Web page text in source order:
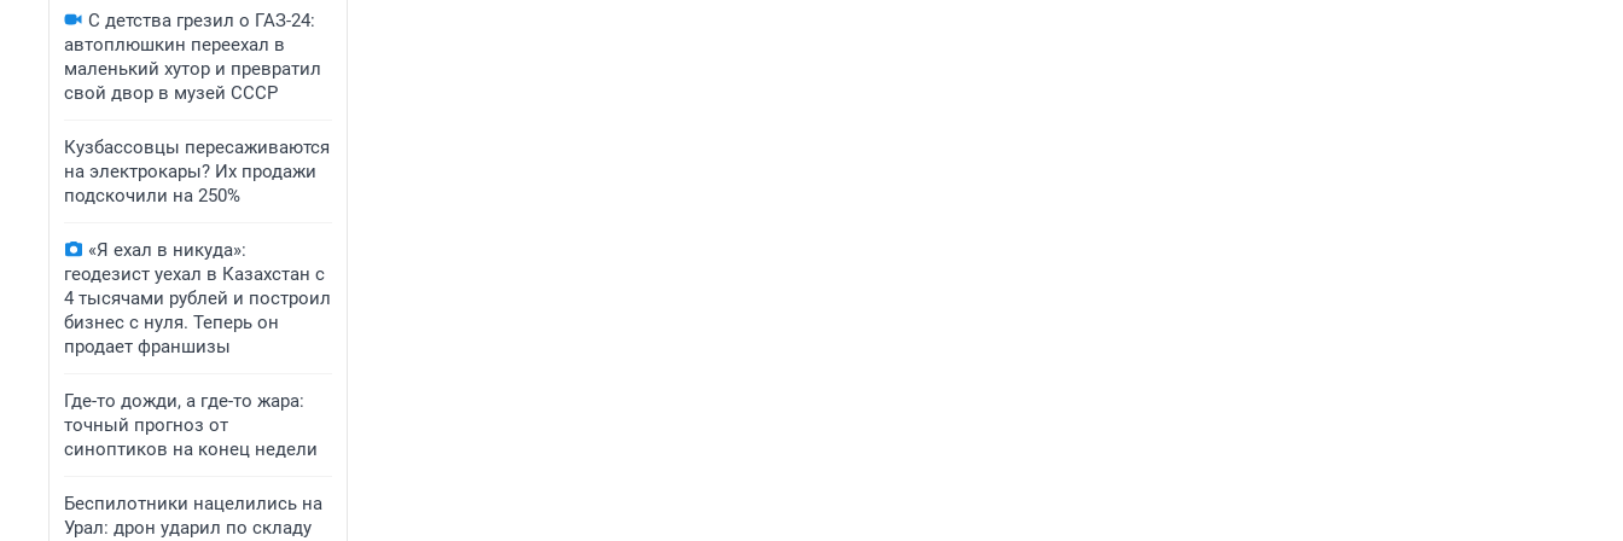
С детства грезил о ГАЗ-24:
автоплюшкин переехал в
маленький хутор и превратил
свой двор в музей СССР
Кузбассовцы пересаживаются
на электрокары? Их продажи
подскочили на 250%
«Я ехал в никуда»:
геодезист уехал в Казахстан с
4 тысячами рублей и построил
бизнес с нуля. Теперь он
продает франшизы
Где-то дожди, а где-то жара:
точный прогноз от
синоптиков на конец недели
Беспилотники нацелились на
Урал: дрон ударил по складу